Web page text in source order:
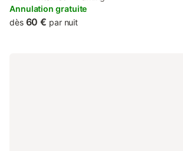
on-site are accessible at the bed and
Annulation gratuite
dès 60 € par nuit